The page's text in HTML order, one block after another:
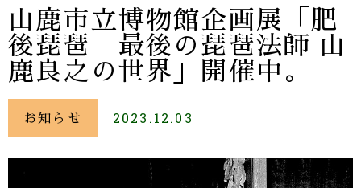
山鹿市立博物館企画展「肥
後琵琶 最後の琵琶法師 山
鹿良之の世界」開催中。
お知らせ 2023.12.03